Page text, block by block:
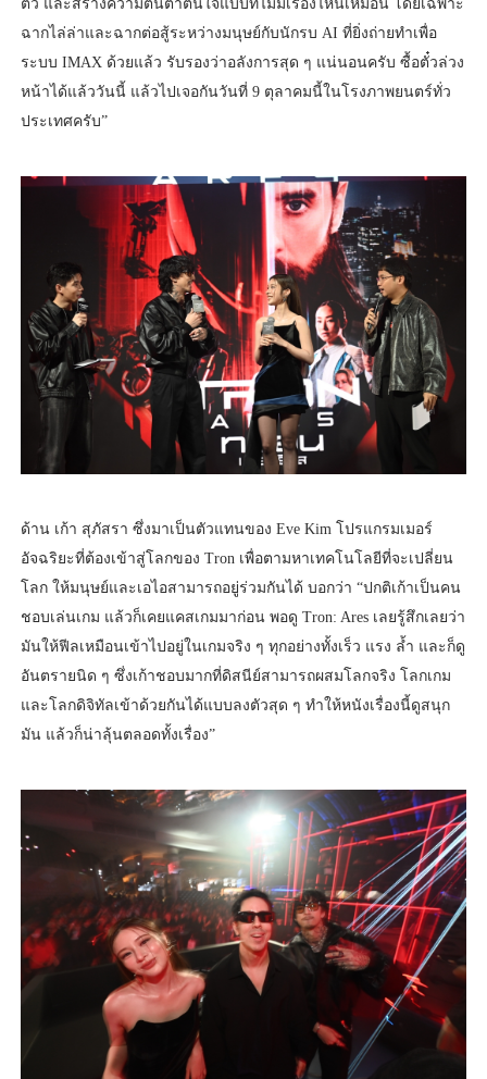
ตัว และสร้างความตื่นตาตื่นใจแบบที่ไม่มีเรื่องไหนเหมือน โดยเฉพาะ
ฉากไล่ล่าและฉากต่อสู้ระหว่างมนุษย์กับนักรบ AI ที่ยิ่งถ่ายทำเพื่อ
ระบบ IMAX ด้วยแล้ว รับรองว่าอลังการสุด ๆ แน่นอนครับ ซื้อตั๋วล่วง
หน้าได้แล้ววันนี้ แล้วไปเจอกันวันที่ 9 ตุลาคมนี้ในโรงภาพยนตร์ทั่ว
ประเทศครับ”
ด้าน เก้า สุภัสรา ซึ่งมาเป็นตัวแทนของ Eve Kim โปรแกรมเมอร์
อัจฉริยะที่ต้องเข้าสู่โลกของ Tron เพื่อตามหาเทคโนโลยีที่จะเปลี่ยน
โลก ให้มนุษย์และเอไอสามารถอยู่ร่วมกันได้ บอกว่า “ปกติเก้าเป็นคน
ชอบเล่นเกม แล้วก็เคยแคสเกมมาก่อน พอดู Tron: Ares เลยรู้สึกเลยว่า
มันให้ฟีลเหมือนเข้าไปอยู่ในเกมจริง ๆ ทุกอย่างทั้งเร็ว แรง ล้ำ และก็ดู
อันตรายนิด ๆ ซึ่งเก้าชอบมากที่ดิสนีย์สามารถผสมโลกจริง โลกเกม
และโลกดิจิทัลเข้าด้วยกันได้แบบลงตัวสุด ๆ ทำให้หนังเรื่องนี้ดูสนุก
มัน แล้วก็น่าลุ้นตลอดทั้งเรื่อง”